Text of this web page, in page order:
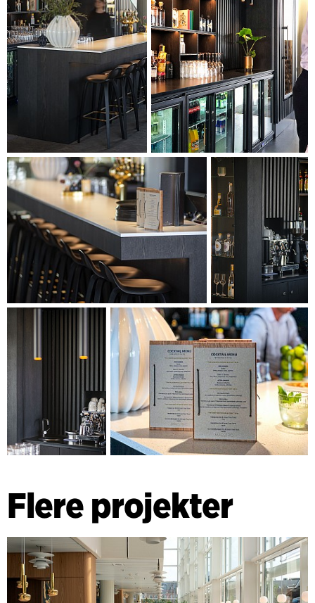
en udvidelse af Musikhusets tilbud til gæsterne, der nu får
mulighed for at mødes på en helt ny måde i intime og
afslappende omgivelser med god udsigt ud over det store
foyerrum.
Flere projekter